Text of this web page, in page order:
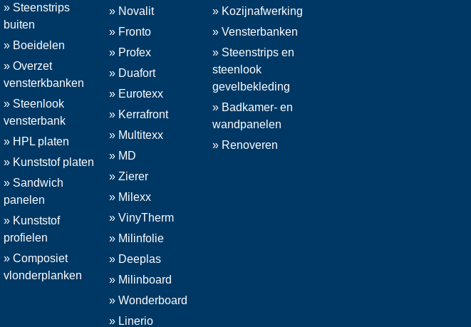
» Steenstrips
buiten
» Boeidelen
» Overzet
vensterkbanken
» Steenlook
vensterbank
» HPL platen
» Kunststof platen
» Sandwich
panelen
» Kunststof
profielen
» Composiet
vlonderplanken
» Novalit
» Fronto
» Profex
» Duafort
» Eurotexx
» Kerrafront
» Multitexx
» MD
» Zierer
» Milexx
» VinyTherm
» Milinfolie
» Deeplas
» Milinboard
» Wonderboard
» Linerio
» Kozijnafwerking
» Vensterbanken
» Steenstrips en
steenlook
gevelbekleding
» Badkamer- en
wandpanelen
» Renoveren